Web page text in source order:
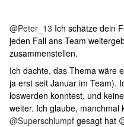
@Peter_13 Ich schätze dein
jeden Fall ans Team
zusammenstellen.
Ich dachte, das Thema wäre
ja erst seit Januar im Team).
loswerden konntest, und
weiter. Ich glaube, manchmal
@Superschlumpf gesagt hat